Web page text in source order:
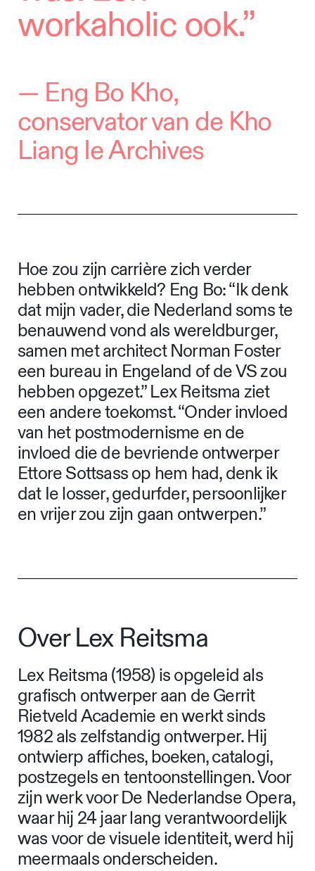
workaholic ook.”
— Eng Bo Kho,
conservator van de Kho
Liang Ie Archives
Hoe zou zijn carrière zich verder
hebben ontwikkeld? Eng Bo: “Ik denk
dat mijn vader, die Nederland soms te
benauwend vond als wereldburger,
samen met architect Norman Foster
een bureau in Engeland of de VS zou
hebben opgezet.” Lex Reitsma ziet
een andere toekomst. “Onder invloed
van het postmodernisme en de
invloed die de bevriende ontwerper
Ettore Sottsass op hem had, denk ik
dat Ie losser, gedurfder, persoonlijker
en vrijer zou zijn gaan ontwerpen.”
Over Lex Reitsma
Lex Reitsma (1958) is opgeleid als
grafisch ontwerper aan de Gerrit
Rietveld Academie en werkt sinds
1982 als zelfstandig ontwerper. Hij
ontwierp affiches, boeken, catalogi,
postzegels en tentoonstellingen. Voor
zijn werk voor De Nederlandse Opera,
waar hij 24 jaar lang verantwoordelijk
was voor de visuele identiteit, werd hij
meermaals onderscheiden.